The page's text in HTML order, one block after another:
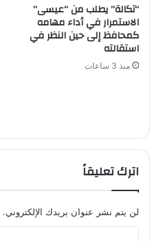
“تكالة” يطلب من “عيسى”
الاستمرار في أداء مهامه
كمحافظ إلى حين النظر في
استقالته
منذ 3 ساعات
اترك تعليقاً
لن يتم نشر عنوان بريدك الإلكتروني.